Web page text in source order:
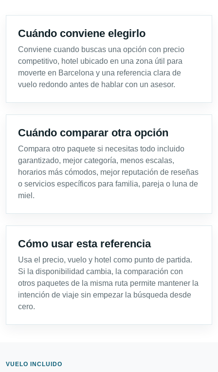
Cuándo conviene elegirlo
Conviene cuando buscas una opción con precio
competitivo, hotel ubicado en una zona útil para
moverte en Barcelona y una referencia clara de
vuelo redondo antes de hablar con un asesor.
Cuándo comparar otra opción
Compara otro paquete si necesitas todo incluido
garantizado, mejor categoría, menos escalas,
horarios más cómodos, mejor reputación de reseñas
o servicios específicos para familia, pareja o luna de
miel.
Cómo usar esta referencia
Usa el precio, vuelo y hotel como punto de partida.
Si la disponibilidad cambia, la comparación con
otros paquetes de la misma ruta permite mantener la
intención de viaje sin empezar la búsqueda desde
cero.
VUELO INCLUIDO